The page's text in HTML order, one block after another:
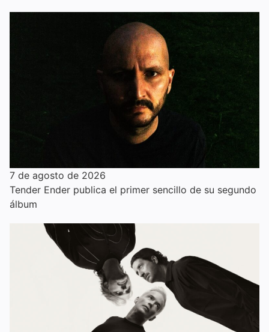
7 de agosto de 2026
Tender Ender publica el primer sencillo de su segundo
álbum